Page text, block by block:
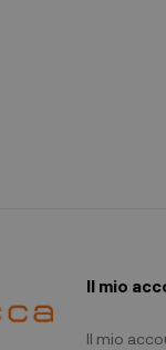
Il mio
Il mio